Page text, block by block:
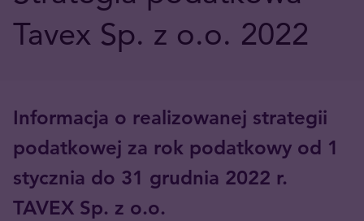
Tavex Sp. z o.o. 2022
Informacja o realizowanej strategii
podatkowej za rok podatkowy od 1
stycznia do 31 grudnia 2022 r.
TAVEX Sp. z o.o.